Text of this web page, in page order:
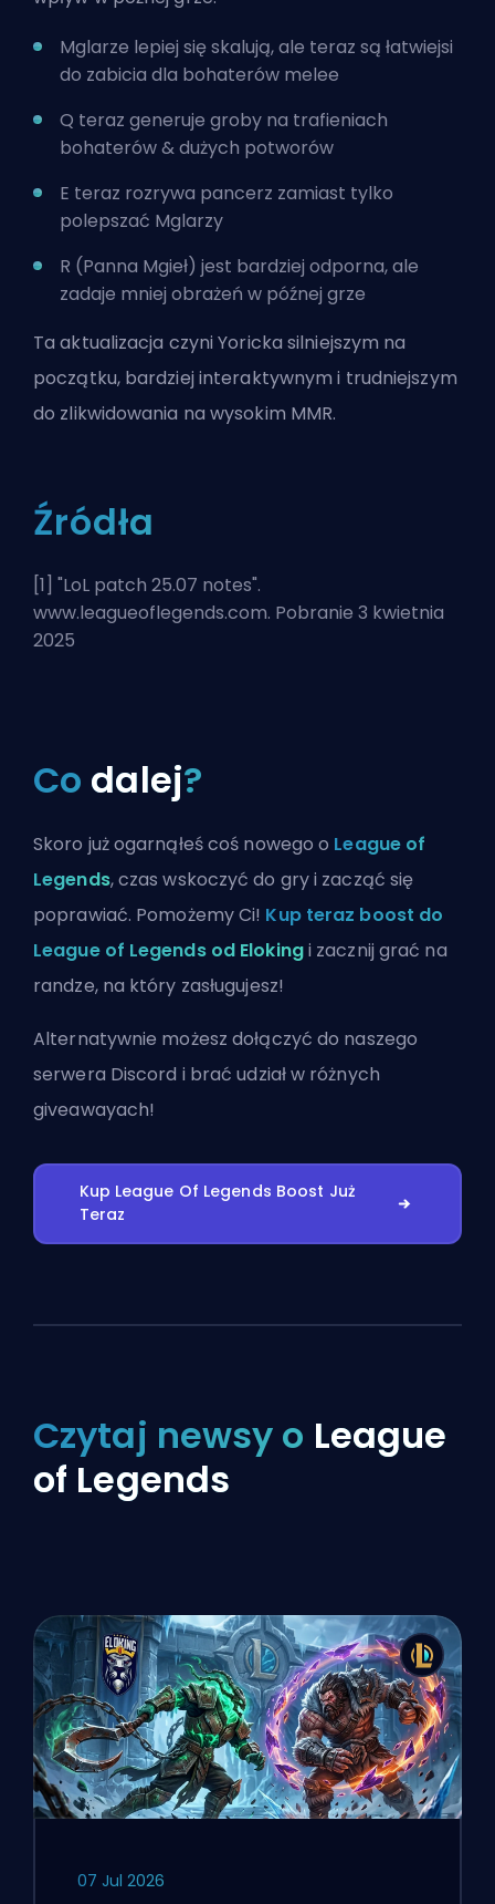
Mglarze lepiej się skalują, ale teraz są łatwiejsi
do zabicia dla bohaterów melee
Q teraz generuje groby na trafieniach
bohaterów& dużych potworów
E teraz rozrywa pancerz zamiast tylko
polepszać Mglarzy
R (Panna Mgieł) jest bardziej odporna, ale
zadaje mniej obrażeń w późnej grze
Ta aktualizacja czyni Yoricka silniejszym na
początku, bardziej interaktywnym i trudniejszym
do zlikwidowania na wysokim MMR.
Źródła
[1] "LoL patch 25.07 notes".
www.leagueoflegends.com. Pobranie 3 kwietnia
2025
Co dalej?
Skoro już ogarnąłeś coś nowego o League of
Legends, czas wskoczyć do gry i zacząć się
poprawiać. Pomożemy Ci! Kup teraz boost do
League of Legends od Elokingi zacznij grać na
randze, na który zasługujesz!
Alternatywnie możeszdołączyć do naszego
serwera Discord i brać udział w różnych
giveawayach!
Kup League Of Legends Boost Już
Teraz
Czytaj newsy o League
of Legends
07 Jul 2026